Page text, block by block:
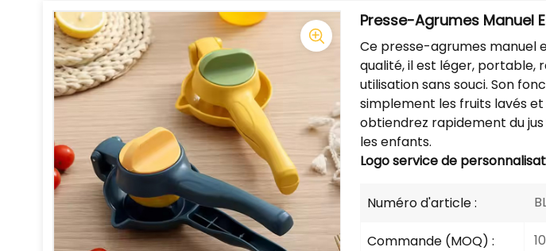
Presse-Agrumes Manuel
Ce presse-agrumes manuel
qualité, il est léger, portable,
utilisation sans souci. Son
simplement les fruits lavés
obtiendrez rapidement du
les enfants.
Logoservice de
Numéro d'article :
Commande (MOQ) :